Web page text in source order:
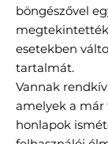
böngészővel
esetekben
tartalmát.
Vannak
amelyek a már
honlapok